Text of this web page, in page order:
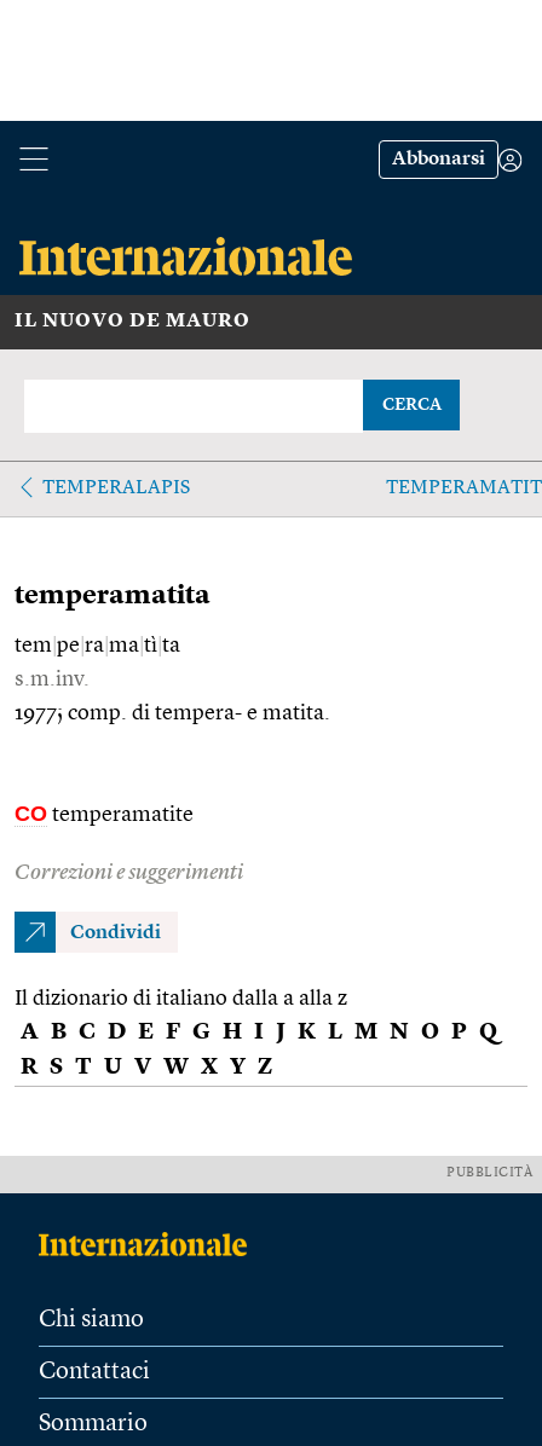
Abbonarsi
IL NUOVO DE MAURO
CERCA
TEMPERALAPIS
temperamatita
tem pe ra ma tì ta
s.m.inv.
1977; comp. di tempera- e matita.
CO temperamatite
Correzioni e suggerimenti
Condividi
Il dizionario di italiano dalla a alla z
A B C D E F G H I J K L M N O P Q
R S T U V W X Y Z
PUBBLICITÀ
Chi siamo
Contattaci
Sommario